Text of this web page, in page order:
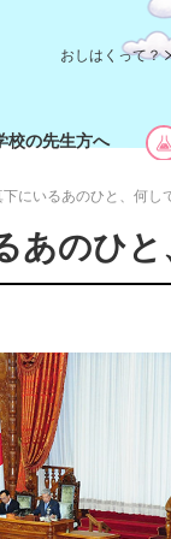
おしはくって？
校の先生方へ
にいるあのひと、何し
あのひと